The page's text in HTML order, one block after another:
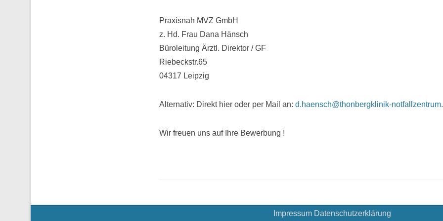
Praxisnah MVZ GmbH
z. Hd. Frau Dana Hänsch
Büroleitung Ärztl. Direktor / GF
Riebeckstr.65
04317 Leipzig
Alternativ: Direkt hier oder per Mail an: d.haensch@thonbergklinik-
Wir freuen uns auf Ihre Bewerbung !
Impressum Datenschutzerklärung